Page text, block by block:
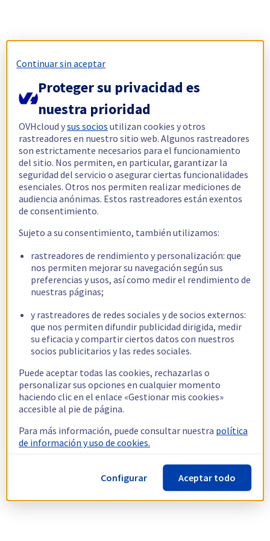
Continuar sin aceptar
Proteger su privacidad es
nuestra prioridad
OVHcloud ysus socios utilizan cookies y otros
rastreadores en nuestro sitio web. Algunos rastreadores
son estrictamente necesarios para el funcionamiento
del sitio. Nos permiten, en particular, garantizar la
seguridad del servicio o asegurar ciertas funcionalidades
esenciales. Otros nos permiten realizar mediciones de
audiencia anónimas. Estos rastreadores están exentos
de consentimiento.
Sujeto a su consentimiento, también utilizamos:
rastreadores de rendimiento y personalización: que
nos permiten mejorar su navegación según sus
preferencias y usos, así como medir el rendimiento de
nuestras páginas;
y rastreadores de redes sociales y de socios externos:
que nos permiten difundir publicidad dirigida, medir
su eficacia y compartir ciertos datos con nuestros
socios publicitarios y las redes sociales.
Puede aceptar todas las cookies, rechazarlas o
personalizar sus opciones en cualquier momento
haciendo clic en el enlace «Gestionar mis cookies»
accesible al pie de página.
Para más información, puede consultar nuestra política
de información y uso de cookies.
Configurar Aceptar todo